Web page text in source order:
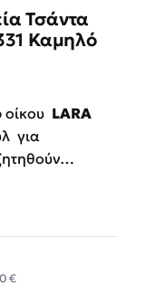
Τσάντα
Καμηλό
οίκου LARA
για
€